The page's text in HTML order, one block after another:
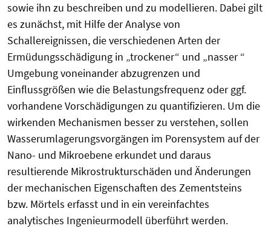
sowie ihn zu beschreiben und zu modellieren. Dabei gilt
es zunächst, mit Hilfe der Analyse von
Schallereignissen, die verschiedenen Arten der
Ermüdungsschädigung in „trockener“ und „nasser “
Umgebung voneinander abzugrenzen und
Einflussgrößen wie die Belastungsfrequenz oder ggf.
vorhandene Vorschädigungen zu quantifizieren. Um die
wirkenden Mechanismen besser zu verstehen, sollen
Wasserumlagerungsvorgängen im Porensystem auf der
Nano- und Mikroebene erkundet und daraus
resultierende Mikrostrukturschäden und Änderungen
der mechanischen Eigenschaften des Zementsteins
bzw. Mörtels erfasst und in ein vereinfachtes
analytisches Ingenieurmodell überführt werden.